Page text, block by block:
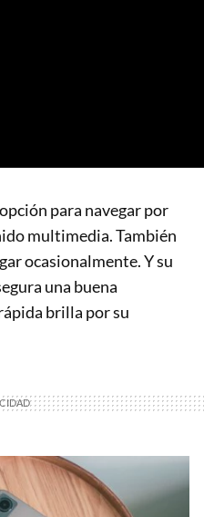
para navegar por
multimedia. También
ocasionalmente. Y su
una buena
brilla por su